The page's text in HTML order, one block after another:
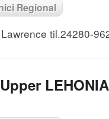
Regional
til.24280-
LEHONIA